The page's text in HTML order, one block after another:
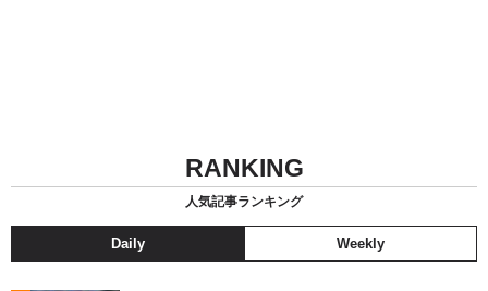
RANKING
人気記事ランキング
Daily Weekly